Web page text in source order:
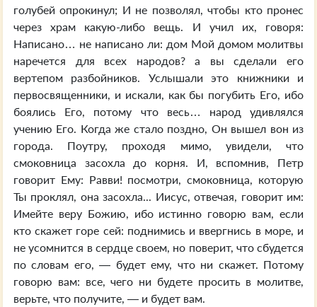
голубей опрокинул; И не позволял, чтобы кто пронес
через храм какую-либо вещь. И учил их, говоря:
Написано… не написано ли: дом Мой домом молитвы
наречется для всех народов? а вы сделали его
вертепом разбойников. Услышали это книжники и
первосвященники, и искали, как бы погубить Его, ибо
боялись Его, потому что весь… народ удивлялся
учению Его. Когда же стало поздно, Он вышел вон из
города. Поутру, проходя мимо, увидели, что
смоковница засохла до корня. И, вспомнив, Петр
говорит Ему: Равви! посмотри, смоковница, которую
Ты проклял, она засохла... Иисус, отвечая, говорит им:
Имейте веру Божию, ибо истинно говорю вам, если
кто скажет горе сей: поднимись и ввергнись в море, и
не усомнится в сердце своем, но поверит, что сбудется
по словам его, — будет ему, что ни скажет. Потому
говорю вам: все, чего ни будете просить в молитве,
верьте, что получите, — и будет вам.